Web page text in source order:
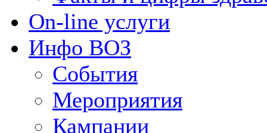
On-line услуги
Инфо ВОЗ
События
Мероприятия
Кампании